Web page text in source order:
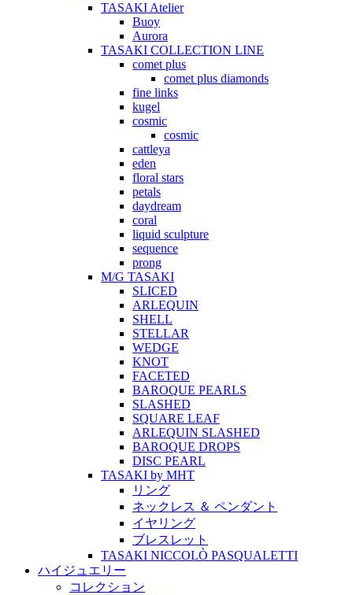
TASAKI Atelier
Buoy
Aurora
TASAKI COLLECTION LINE
comet plus
comet plus diamonds
fine links
kugel
cosmic
cosmic
cattleya
eden
floral stars
petals
daydream
coral
liquid sculpture
sequence
prong
M/G TASAKI
SLICED
ARLEQUIN
SHELL
STELLAR
WEDGE
KNOT
FACETED
BAROQUE PEARLS
SLASHED
SQUARE LEAF
ARLEQUIN SLASHED
BAROQUE DROPS
DISC PEARL
TASAKI by MHT
リング
ネックレス ＆ ペンダント
イヤリング
ブレスレット
TASAKI NICCOLÒ PASQUALETTI
ハイジュエリー
コレクション